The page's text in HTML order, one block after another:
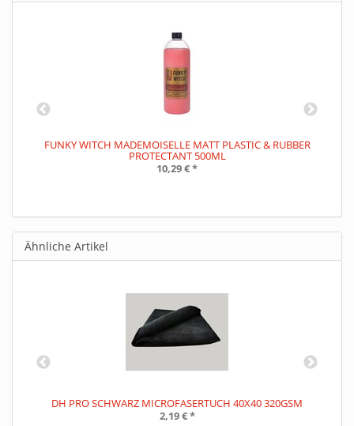
FUNKY WITCH MADEMOISELLE MATT PLASTIC & RUBBER
PROTECTANT 500ML
10,29 €*
Ähnliche Artikel
DH PRO SCHWARZ MICROFASERTUCH 40X40 320GSM
2,19 €*